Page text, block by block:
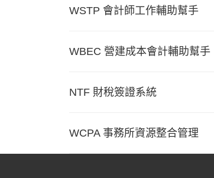
WSTP 會計師工作輔助幫手
WBEC 營建成本會計輔助幫手
NTF 財稅簽證系統
WCPA 事務所資源整合管理